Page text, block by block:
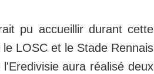
pu accueillir durant cette
LOSC et le Stade Rennais
aura réalisé deux